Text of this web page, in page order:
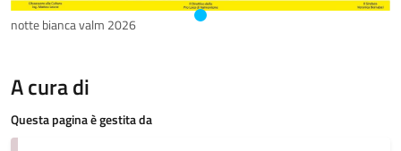
notte bianca valm 2026
A cura di
Questa pagina è gestita da